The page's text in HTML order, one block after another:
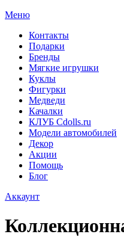
Меню
Контакты
Подарки
Бренды
Мягкие игрушки
Куклы
Фигурки
Медведи
Качалки
КЛУБ Cdolls.ru
Модели автомобилей
Декор
Акции
Помощь
Блог
Аккаунт